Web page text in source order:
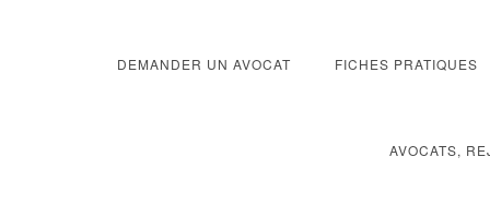
DEMANDER UN AVOCAT FICHES PRATIQUES
AVOCATS,